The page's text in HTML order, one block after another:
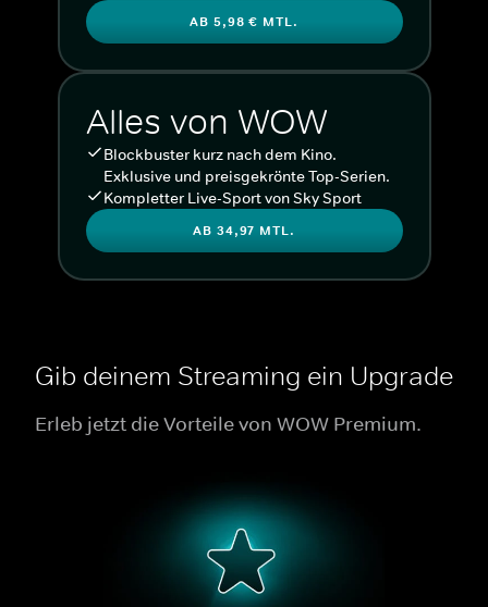
AB 5,98 € MTL.
Alles von WOW
Blockbuster kurz nach dem Kino.
Exklusive und preisgekrönte Top-Serien.
Kompletter Live-Sport von Sky Sport
AB 34,97 MTL.
Gib deinem Streaming ein Upgrade
Erleb jetzt die Vorteile von WOW Premium.